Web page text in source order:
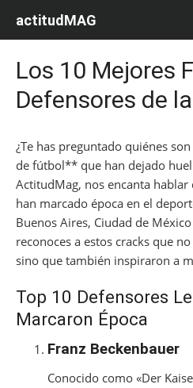
actitudMAG
Los 10 Mejores
Defensores de
¿Te has preguntado quiénes
de fútbol** que han dejado
ActitudMag, nos encanta
han marcado época en el
Buenos Aires, Ciudad de
reconoces a estos cracks que
sino que también inspiraron a
Top 10 Defensores
Marcaron Época
Franz Beckenbauer
Conocido como «Der